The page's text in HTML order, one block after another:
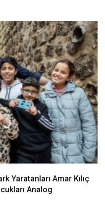
Yaratanları Amar Kılıç
Analog